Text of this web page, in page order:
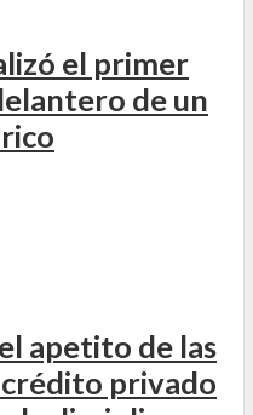
el primer
de un
apetito de las
privado